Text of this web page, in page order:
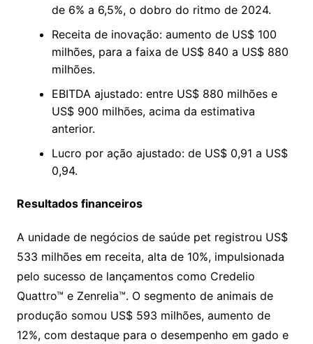
de 6% a 6,5%, o dobro do ritmo de 2024.
Receita de inovação: aumento de US$ 100
milhões, para a faixa de US$ 840 a US$ 880
milhões.
EBITDA ajustado: entre US$ 880 milhões e
US$ 900 milhões, acima da estimativa
anterior.
Lucro por ação ajustado: de US$ 0,91 a US$
0,94.
Resultados financeiros
A unidade de negócios de saúde pet registrou US$
533 milhões em receita, alta de 10%, impulsionada
pelo sucesso de lançamentos como Credelio
Quattro™ e Zenrelia™. O segmento de animais de
produção somou US$ 593 milhões, aumento de
12%, com destaque para o desempenho em gado e